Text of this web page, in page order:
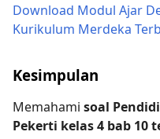
Download Modul Ajar
Kurikulum Merdeka
Kesimpulan
Memahami soal
Pekerti kelas 4 bab 10